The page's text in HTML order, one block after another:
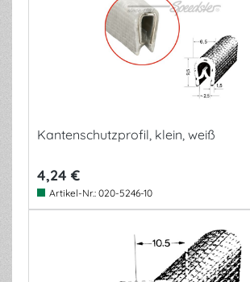
Kantenschutzprofil, klein, weiß
4,24 €
Artikel-Nr.: 020-5246-10